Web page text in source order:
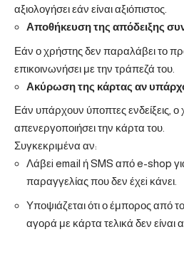
αξιολογήσει εάν είναι αξιόπιστος.
Αποθήκευση της απόδειξης
Εάν ο χρήστης δεν παραλάβει το
επικοινωνήσει με την τράπεζά του.
Ακύρωση της κάρτας αν
Εάν υπάρχουν ύποπτες ενδείξεις, ο
απενεργοποιήσει την κάρτα του.
Συγκεκριμένα αν:
Λάβεi email ή SMS από e-shop
παραγγελίας που δεν έχεi κάνει.
Υποψιάζεται ότι ο έμπορος από
αγορά με κάρτα τελικά δεν είναι